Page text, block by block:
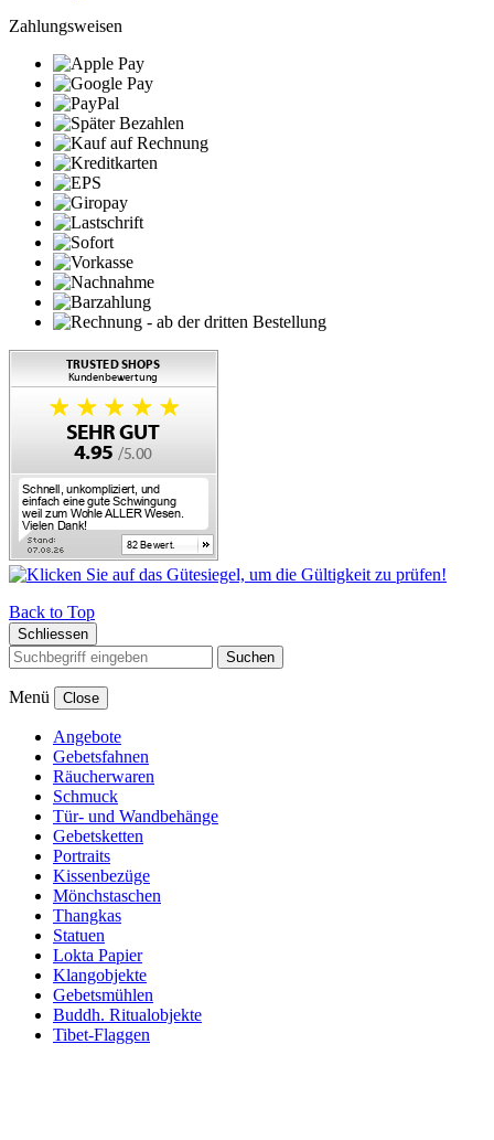
Zahlungsweisen
Back to Top
Schliessen
Suchen
Menü Close
Angebote
Gebetsfahnen
Räucherwaren
Schmuck
Tür- und Wandbehänge
Gebetsketten
Portraits
Kissenbezüge
Mönchstaschen
Thangkas
Statuen
Lokta Papier
Klangobjekte
Gebetsmühlen
Buddh. Ritualobjekte
Tibet-Flaggen